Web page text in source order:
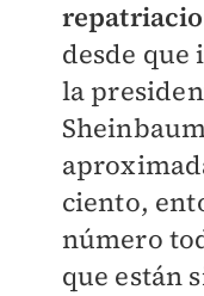
desde
la
ciento,
número
que están